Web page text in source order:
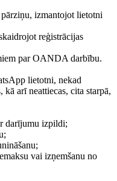
izmantojot lietotni
reģistrācijas
par OANDA darbību.
lietotni, nekad
kā arī neattiecas, cita starpā,
darījumu izpildi;
vai izņemšanu no